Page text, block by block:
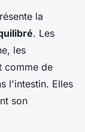
la
. Les
les
comme de
l'intestin. Elles
son